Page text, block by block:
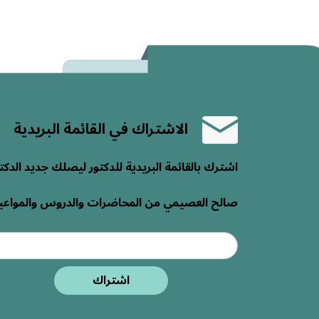
الاشتراك في القائمة البريدية
اشترك بالقائمة البريدية للدكتور ليصلك جديد
صالح العصيمي من المحاضرات والدروس
اشتراك